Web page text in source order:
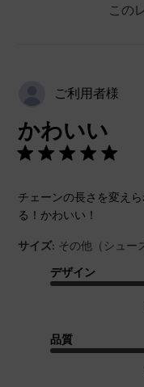
この
ご利用者様
かわいい
チェーンの長さを変え
る！かわいい！
サイズ: その他（シュー
デザイン
品質